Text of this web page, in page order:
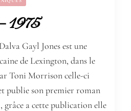
1975
Gayl Jones est une
de Lexington, dans le
Toni Morrison celle-ci
publie son premier roman
grâce a cette publication elle